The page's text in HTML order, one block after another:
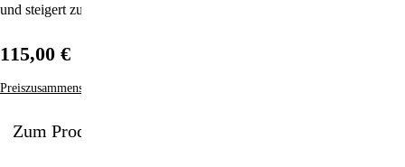
und steigert zudem Ihr Wohlbefinden!
Zum Produkt
115,00 €
Preiszusammensetzung